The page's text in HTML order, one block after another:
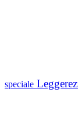
speciale